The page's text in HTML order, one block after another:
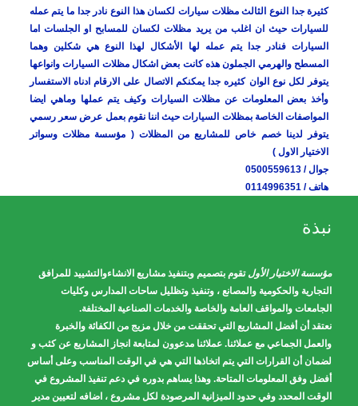
كثيرة جدا النوع الثالث مظلات سيارات لكسان هذا النوع نادر جدا ما يتم عمله
للسيارات حيث ان اغلب من يريد مظلات لكسان للمسابح او الجلسات اما
السيارات فنادر جدا يتم عمله لها الأشكال لهذا النوع هي شكلين وهما
المسطح والهرمي الجملون هذه كانت بعض اشكال مظلات السيارات وانواعها
يتوفر لكل نوع الوان كثيره جدا يمكنكم الاتصال على الارقام ادناه الاستفسار
وأخذ بعض المعلومات عن مظلات السيارات وكيف يتم عملها وماهي ايضا
المواصفات الخاصة بمظلات السيارات حيث اننا نقوم بعمل عرض سعر رسمي
يتوفر لدينا خصم خاص للمشاريع من المظلات ( مؤسسة مظلات وسواتر
الاختيار الاول )
جوال / 0500559613
هاتف / 0114996351
نبذة
مؤسسة الاختيار الأول تقوم بتصميم وبتنفيذ مشاريع الانشاءوالتشييد للمرافق
التجارية والحكومية والمصانع ، وتنفيذ وتظليل ساحات المدارس وكليات
الجامعات والمواقف العامة والخاصة والخدمات الصناعية المختلفة.
نعتقد أن أفضل المشاريع التي تحققت من خلال مزيج من الكفائة والخبرة
والعمل الجماعي مع عملائنا. عملائنا مدعوون لمتابعة انجاز المشاريع عن كثب و
لضمان أن القرارات التي يتم اتخاذها التي هي في الوقت المناسب وعلى أساس
أفضل وفق المعلومات المتاحة. وهذا يساهم بدوره في دعم تنفيذ المشروع في
الوقت المحدد وفي حدود الميزانية المرصودة لكل مشروع ، اضافه لتعيين مدير